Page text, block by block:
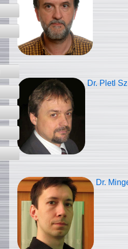
Dr. Pletl
Dr.